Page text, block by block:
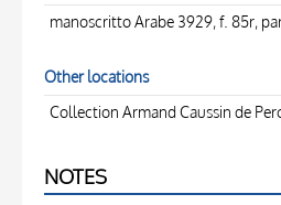
manoscritto Arabe 3929, f. 85r,
Other locations
Collection Armand Caussin de
NOTES